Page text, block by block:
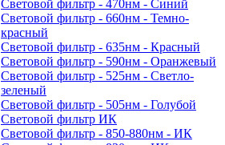
Световой фильтр - 470нм - Синий
Световой фильтр - 660нм - Темно-
красный
Световой фильтр - 635нм - Красный
Световой фильтр - 590нм - Оранжевый
Световой фильтр - 525нм - Светло-
зеленый
Световой фильтр - 505нм - Голубой
Световой фильтр ИК
Световой фильтр - 850-880нм - ИК